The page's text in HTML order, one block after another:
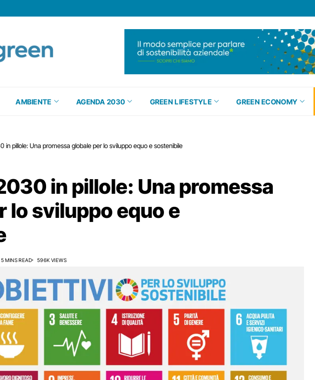
AMBIENTE AGENDA 2030 GREEN LIFESTYLE GREEN ECONOMY
in pillole: Una promessa globale per lo sviluppo equo e sostenibile
in pillole: Una promessa
lo sviluppo equo e
5 MINS READ 596K VIEWS